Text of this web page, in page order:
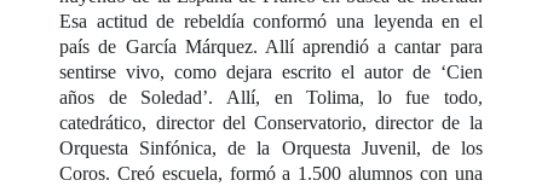
Esa actitud de rebeldía conformó una leyenda en el
país de García Márquez. Allí aprendió a cantar para
sentirse vivo, como dejara escrito el autor de ‘Cien
años de Soledad’. Allí, en Tolima, lo fue todo,
catedrático, director del Conservatorio, director de la
Orquesta Sinfónica, de la Orquesta Juvenil, de los
Coros. Creó escuela, formó a 1.500 alumnos con una